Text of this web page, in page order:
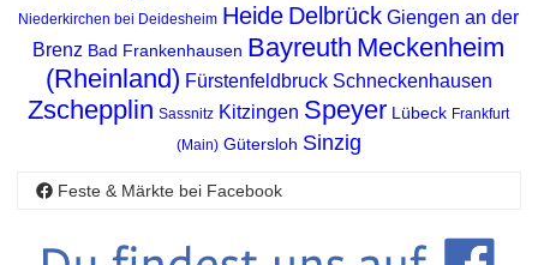
Niederkirchen bei Deidesheim Heide Delbrück Giengen an der
Brenz Bad Frankenhausen Bayreuth Meckenheim
(Rheinland) Fürstenfeldbruck Schneckenhausen
Zschepplin Sassnitz Kitzingen Speyer Lübeck Frankfurt
(Main) Gütersloh Sinzig
Feste & Märkte bei Facebook